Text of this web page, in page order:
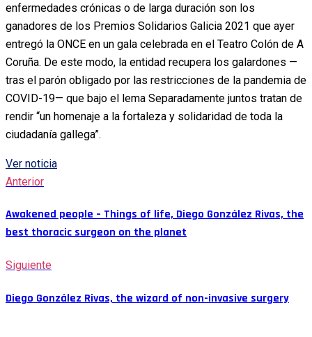
enfermedades crónicas o de larga duración son los
ganadores de los Premios Solidarios Galicia 2021 que ayer
entregó la ONCE en un gala celebrada en el Teatro Colón de A
Coruña. De este modo, la entidad recupera los galardones —
tras el parón obligado por las restricciones de la pandemia de
COVID-19— que bajo el lema Separadamente juntos tratan de
rendir “un homenaje a la fortaleza y solidaridad de toda la
ciudadanía gallega”.
Ver noticia
Anterior
Awakened people – Things of life, Diego González Rivas, the
best thoracic surgeon on the planet
Siguiente
Diego González Rivas, the wizard of non-invasive surgery